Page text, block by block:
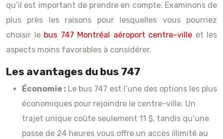
qu’il est important de prendre en compte. Examinons de
plus près les raisons pour lesquelles vous pourriez
choisir le bus 747 Montréal aéroport centre-ville et les
aspects moins favorables à considérer.
Les avantages du bus 747
Économie : Le bus 747 est l’une des options les plus
économiques pour rejoindre le centre-ville. Un
trajet unique coûte seulement 11 $, tandis qu’une
passe de 24 heures vous offre un accès illimité au